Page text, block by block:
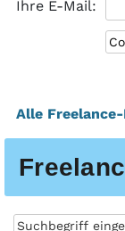
Ihre E-Mail:
Alle